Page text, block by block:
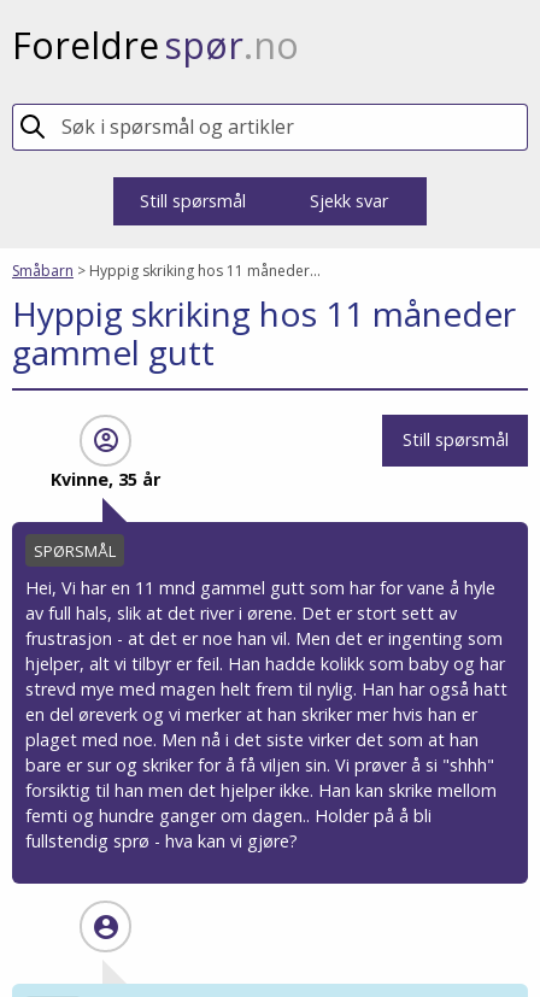
Foreldrespør.no
Still spørsmål Sjekk svar
Småbarn > Hyppig skriking hos 11 måneder...
Hyppig skriking hos 11 måneder
gammel gutt
Still spørsmål
account_circle
Kvinne, 35 år
SPØRSMÅL
Hei, Vi har en 11 mnd gammel gutt som har for vane å hyle
av full hals, slik at det river i ørene. Det er stort sett av
frustrasjon - at det er noe han vil. Men det er ingenting som
hjelper, alt vi tilbyr er feil. Han hadde kolikk som baby og har
strevd mye med magen helt frem til nylig. Han har også hatt
en del øreverk og vi merker at han skriker mer hvis han er
plaget med noe. Men nå i det siste virker det som at han
bare er sur og skriker for å få viljen sin. Vi prøver å si "shhh"
forsiktig til han men det hjelper ikke. Han kan skrike mellom
femti og hundre ganger om dagen.. Holder på å bli
fullstendig sprø - hva kan vi gjøre?
account_circle